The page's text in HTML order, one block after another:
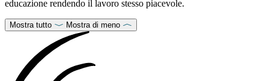
educazione rendendo il lavoro stesso piacevole.
Mostra tutto Mostra di meno